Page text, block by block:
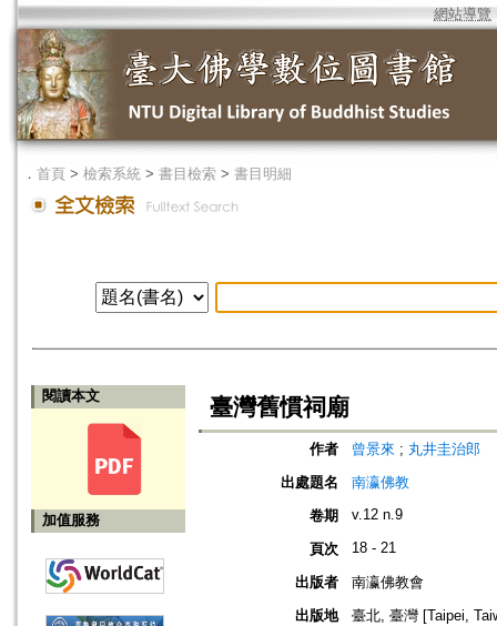
網站導覽
． 首頁 > 檢索系統 > 書目檢索 > 書目明細
閱讀本文
加值服務
臺灣舊慣祠廟
作者 曾景來 ; 丸井圭治郎
出處題名
南瀛佛教
卷期
v.12 n.9
頁次 18 - 21
出版者
南瀛佛教會
出版地
臺北, 臺灣 [Taipei,